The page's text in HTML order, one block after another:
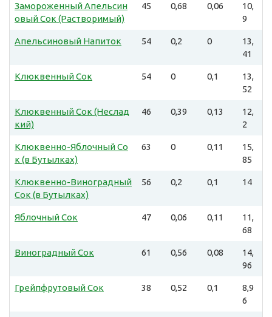
Замороженный Апельсин
овый Сок (Растворимый)
45 0,68 0,06
10,
9
Апельсиновый Напиток 54 0,2 0
13,
41
Клюквенный Сок 54 0 0,1
13,
52
Клюквенный Сок (Неслад
кий)
46 0,39 0,13
12,
2
Клюквенно-Яблочный Со
к (в Бутылках)
63 0 0,11
15,
85
Клюквенно-Виноградный
Сок (в Бутылках)
56 0,2 0,1 14
Яблочный Сок 47 0,06 0,11
11,
68
Виноградный Сок 61 0,56 0,08
14,
96
Грейпфрутовый Сок 38 0,52 0,1
8,9
6